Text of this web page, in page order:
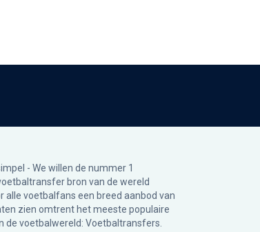
- We willen de nummer 1
bron van de wereld
alle voetbalfans een breed aanbod van
zien omtrent het meeste populaire
de voetbalwereld: Voetbaltransfers.